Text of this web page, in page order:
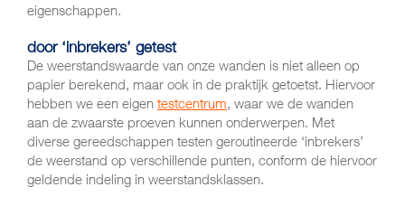
eigenschappen.
door ‘inbrekers’ getest
De weerstandswaarde van onze wanden is niet alleen op
papier berekend, maar ook in de praktijk getoetst. Hiervoor
hebben we een eigen testcentrum, waar we de wanden
aan de zwaarste proeven kunnen onderwerpen. Met
diverse gereedschappen testen geroutineerde ‘inbrekers’
de weerstand op verschillende punten, conform de hiervoor
geldende indeling in weerstandsklassen.